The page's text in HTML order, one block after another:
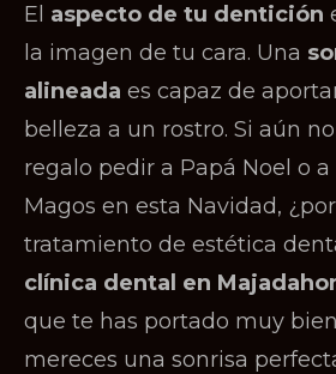
El aspecto de tu dentición
la imagen de tu cara. Una
alineada es capaz de
belleza a un rostro. Si aún
regalo pedir a Papá Noel o a
Magos en esta Navidad,
tratamiento de estética
clínica dental en
que te has portado muy
mereces una sonrisa